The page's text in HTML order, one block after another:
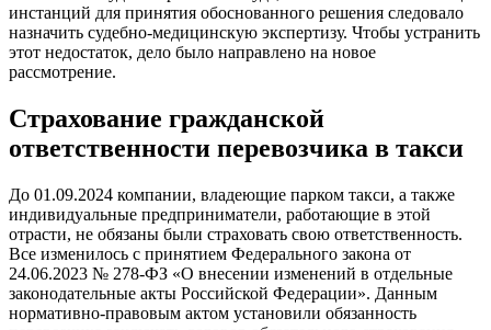
инстанций для принятия обоснованного решения следовало
назначить судебно-медицинскую экспертизу. Чтобы устранить
этот недостаток, дело было направлено на новое
рассмотрение.
Страхование гражданской
ответственности перевозчика в такси
До 01.09.2024 компании, владеющие парком такси, а также
индивидуальные предприниматели, работающие в этой
отрасти, не обязаны были страховать свою ответственность.
Все изменилось с принятием Федерального закона от
24.06.2023 № 278-ФЗ «О внесении изменений в отдельные
законодательные акты Российской Федерации». Данным
нормативно-правовым актом установили обязанность